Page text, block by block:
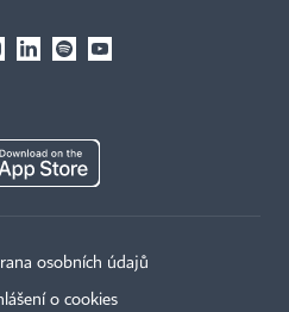
osobních údajů
o cookies